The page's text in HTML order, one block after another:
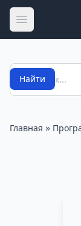
Открыть
Поиск
Найти
Главная »